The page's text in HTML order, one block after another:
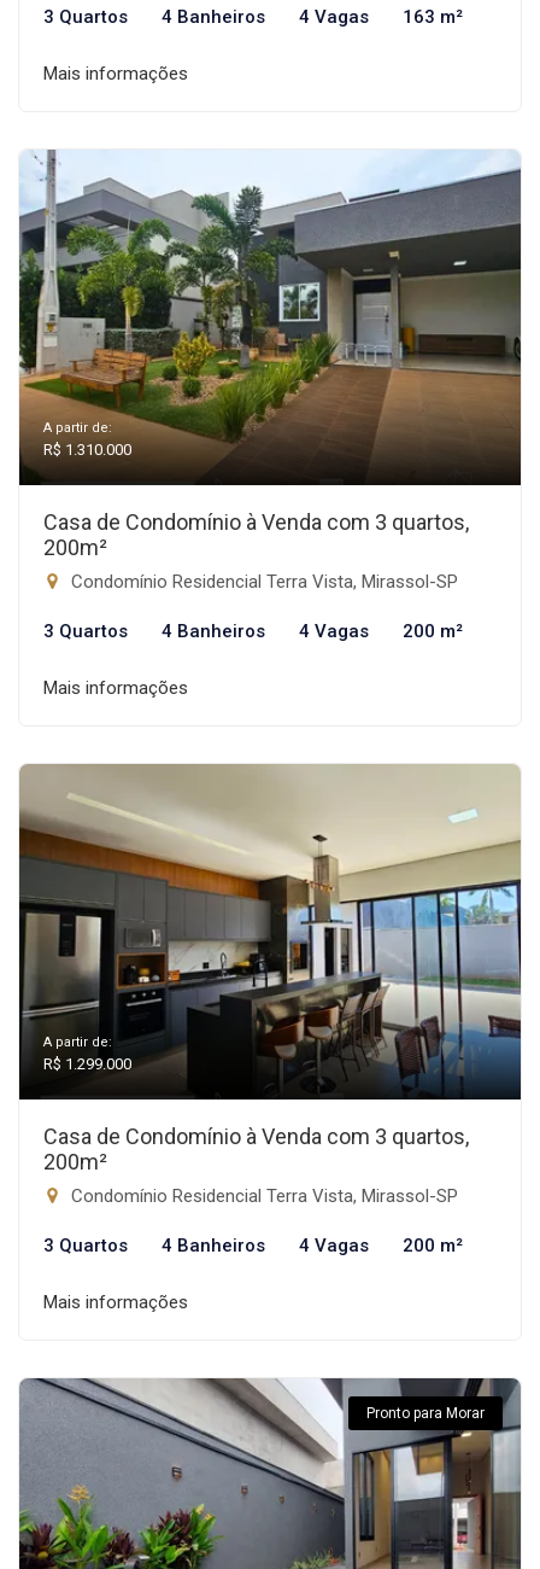
3 Quartos 4 Banheiros 4 Vagas 163 m²
Mais informações
A partir de:
R$ 1.310.000
Casa de Condomínio à Venda com 3 quartos,
200m²
Condomínio Residencial Terra Vista, Mirassol-SP
3 Quartos 4 Banheiros 4 Vagas 200 m²
Mais informações
A partir de:
R$ 1.299.000
Casa de Condomínio à Venda com 3 quartos,
200m²
Condomínio Residencial Terra Vista, Mirassol-SP
3 Quartos 4 Banheiros 4 Vagas 200 m²
Mais informações
Pronto para Morar